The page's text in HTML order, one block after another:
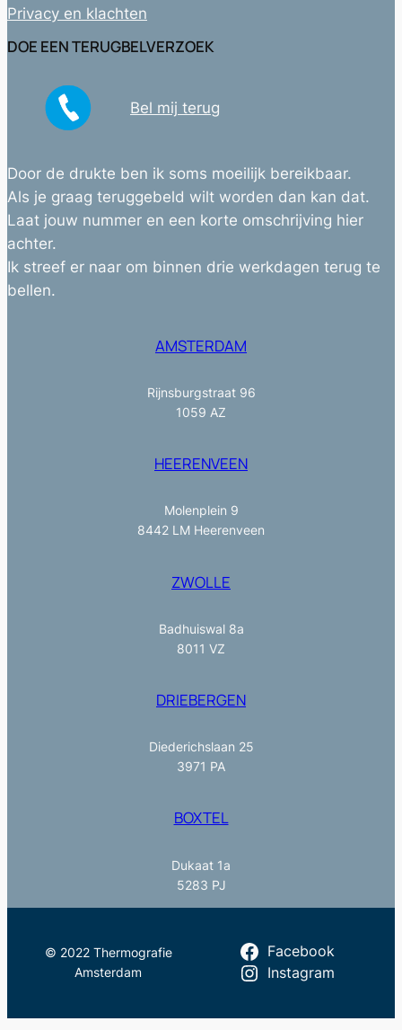
Privacy en klachten
DOE EEN TERUGBELVERZOEK
Bel mij terug
Door de drukte ben ik soms moeilijk bereikbaar.
Als je graag teruggebeld wilt worden dan kan dat.
Laat jouw nummer en een korte omschrijving hier
achter.
Ik streef er naar om binnen drie werkdagen terug te
bellen.
AMSTERDAM
Rijnsburgstraat 96
1059 AZ
HEERENVEEN
Molenplein 9
8442 LM Heerenveen
ZWOLLE
Badhuiswal 8a
8011 VZ
DRIEBERGEN
Diederichslaan 25
3971 PA
BOXTEL
Dukaat 1a
5283 PJ
© 2022 Thermografie
Amsterdam
Facebook
Instagram